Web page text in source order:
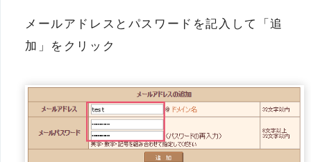
メールアドレスとパスワードを記入して「追
加」をクリック